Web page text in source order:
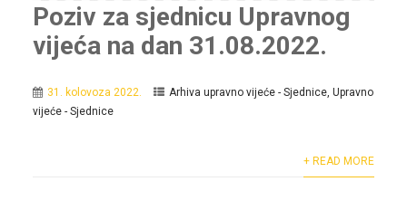
Poziv za sjednicu Upravnog
vijeća na dan 31.08.2022.
31. kolovoza 2022. Arhiva upravno vijeće - Sjednice, Upravno
vijeće - Sjednice
+ READ MORE